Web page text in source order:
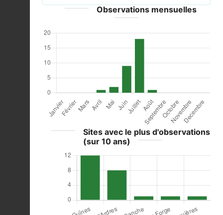
Observations mensuelles
Sites avec le plus d'observations
(sur 10 ans)